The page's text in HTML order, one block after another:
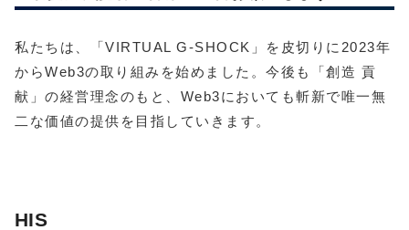
私たちは、「VIRTUAL G-SHOCK」を皮切りに2023年
からWeb3の取り組みを始めました。今後も「創造 貢
献」の経営理念のもと、Web3においても斬新で唯一無
二な価値の提供を目指していきます。
HIS